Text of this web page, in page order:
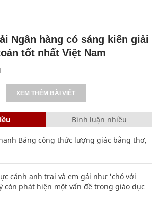
Ngân hàng có sáng kiến giải
tốt nhất Việt Nam
XEM THÊM BÀI VIẾT
Bình luận nhiều
Bảng công thức lượng giác bằng thơ,
cảnh anh trai và em gái như 'chó với
còn phát hiện một vấn đề trong giáo dục